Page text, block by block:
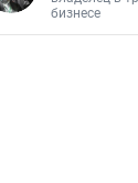
бизнесе